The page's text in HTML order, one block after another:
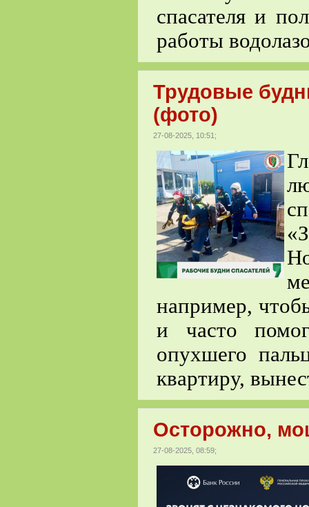
спасателя и
работы
Трудовые
(фото)
27-08-2025, 10:51;
например,
и часто
опухшего
квартиру,
Осторожно,
27-08-2025, 08:59;